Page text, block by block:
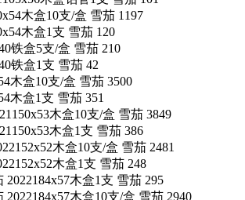
木盒10支/盒 雪茄 1197
木盒1支 雪茄 120
铁盒5支/盒 雪茄 210
铁盒1支 雪茄 42
木盒10支/盒 雪茄 3500
木盒1支 雪茄 351
木盒10支/盒 雪茄 3849
木盒1支 雪茄 386
木盒10支/盒 雪茄 2481
木盒1支 雪茄 248
木盒1支 雪茄 295
木盒10支/盒 雪茄 2940